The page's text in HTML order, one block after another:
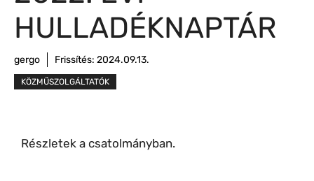
HULLADÉKNAPTÁR
gergo Frissítés: 2024.09.13.
KÖZMŰSZOLGÁLTATÓK
Részletek a csatolmányban.